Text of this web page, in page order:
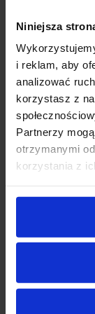
Niniejsza
i reklam, aby
analizować
korzystasz z
Partnerzy
otrzymanymi
korzystania z
MINI, Jaguar i
sprawdzoną
✅Nasz obiekt
autoryzowanymi
kompleksową
➡️W tym
Marżę
➡️Nr. VIN:
Apple CarPlay
Asystent
Okres:
12 miesięcy